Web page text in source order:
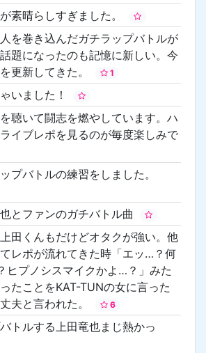
素晴らしすぎました。
を巻き込んだガチラップバトルが
題になったのも記憶に新しい。今
更新してきた。
1
いました！
聴いて闘志を燃やしています。ハ
イブレポを見るのが毎度楽しみで
プバトルの練習をしました。
とファンのガチバトル曲
田くんもだけどオタクが強い。他
レポが流れてきた時「エッ…？何
プノシスマイクかよ…？」みた
たことをKAT-TUNの女に言った
夫と言われた。
6
トルする上田竜也まじ熱かっ